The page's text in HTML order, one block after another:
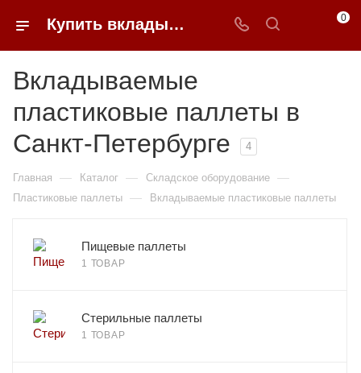
Купить вкладываемые пластиковые паллеты в Санкт-Петербурге недорого | 0FFER 0
Вкладываемые
пластиковые паллеты в
Санкт-Петербурге
4
Главная — Каталог — Складское оборудование —
Пластиковые паллеты — Вкладываемые пластиковые паллеты
Пищевые паллеты
1 ТОВАР
Стерильные паллеты
1 ТОВАР